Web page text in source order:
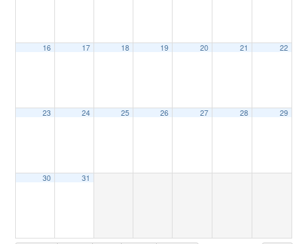
16 17 18 19 20 21 22
23 24 25 26 27 28 29
30 31